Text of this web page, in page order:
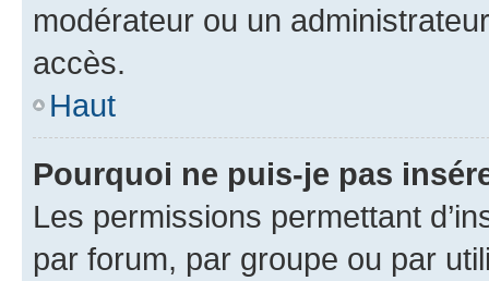
modérateur ou un
accès.
Haut
Pourquoi ne puis-je pas
Les permissions permettant
par forum, par groupe ou par